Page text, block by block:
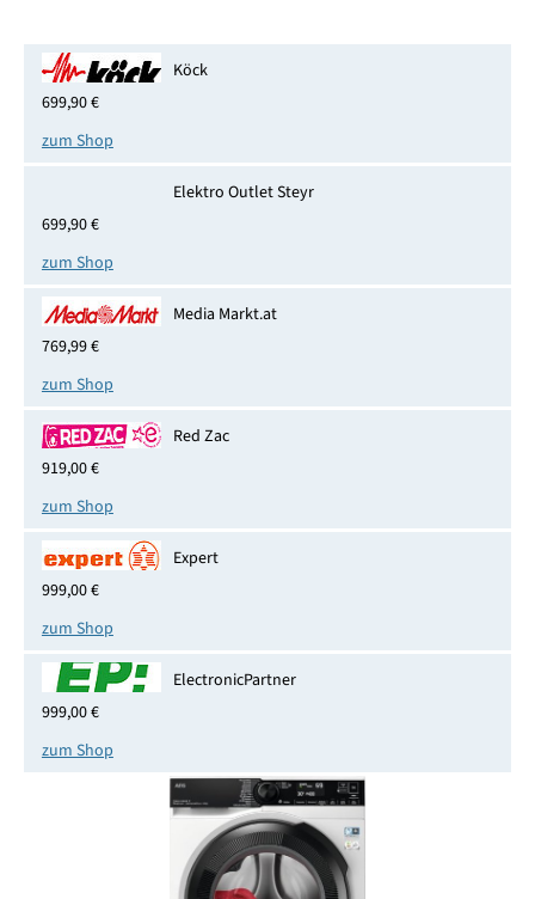
Köck
699,90 €
zum Shop
Elektro Outlet Steyr
699,90 €
zum Shop
Media Markt.at
769,99 €
zum Shop
Red Zac
919,00 €
zum Shop
Expert
999,00 €
zum Shop
ElectronicPartner
999,00 €
zum Shop